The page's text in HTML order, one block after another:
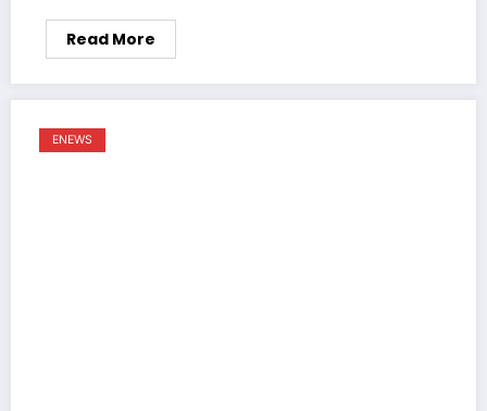
Read More
ENEWS